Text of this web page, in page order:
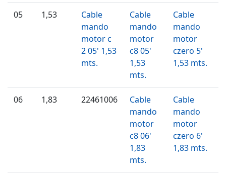
05 1,53
Cable
mando
motor c
2 05' 1,53
mts.
Cable
mando
motor
c8 05'
1,53
mts.
Cable
mando
motor
czero 5'
1,53 mts.
06 1,83 22461006
Cable
mando
motor
c8 06'
1,83
mts.
Cable
mando
motor
czero 6'
1,83 mts.